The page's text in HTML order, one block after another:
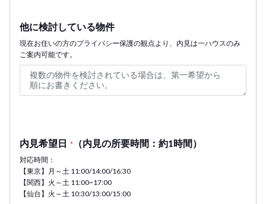
他に検討している物件
現在お住いの方のプライバシー保護の観点より、内見は一ハウスのみ
ご案内可能です。
内見希望日 * （内見の所要時間：約1時間）
対応時間：
【東京】月～土 11:00/14:00/16:30
【関西】火～土 11:00~17:00
【仙台】火～土 10:30/13:00/15:00